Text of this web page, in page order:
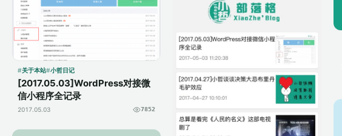
关于本站 小哲日记
[2017.05.03]WordPress对接微
信小程序全记录
2017.05.03 7852